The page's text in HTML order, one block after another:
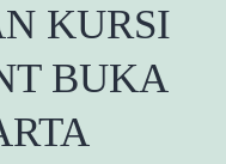
KURSI
BUKA